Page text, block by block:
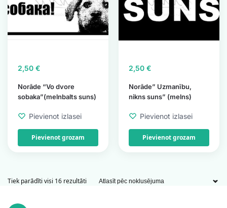
Norāde “Vo dvore
sobaka”(melnbalts suns)
2,50 €
Pievienot izlasei
Pievienot grozam
Norāde” Uzmanību,
nikns suns” (melns)
2,50 €
Pievienot izlasei
Pievienot grozam
Tiek parādīti visi 16 rezultāti